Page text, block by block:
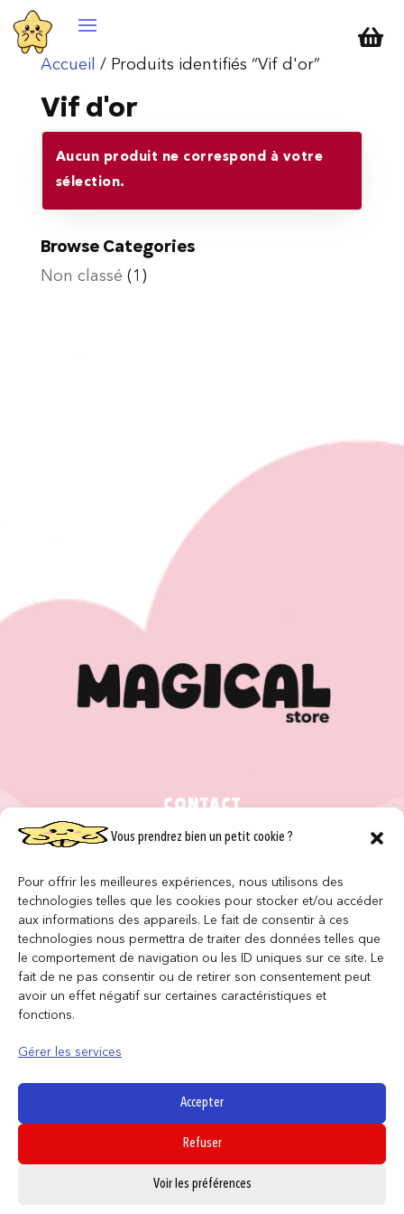
Vous prendrez bien un petit cookie ?
Pour offrir les meilleures expériences, nous utilisons des
technologies telles que les cookies pour stocker et/ou accéder
aux informations des appareils. Le fait de consentir à ces
technologies nous permettra de traiter des données telles que
le comportement de navigation ou les ID uniques sur ce site. Le
fait de ne pas consentir ou de retirer son consentement peut
avoir un effet négatif sur certaines caractéristiques et
fonctions.
Gérer les services
Accepter
Refuser
Voir les préférences

Accueil / Produits identifiés “Vif d'or”
Vif d'or
Aucun produit ne correspond à votre
sélection.
Browse Categories
Non classé (1)
CONTACT
NOS MAGASINS
QUI SOMMES NOUS ?
NOUS REJOINDRE
F.A.Q
Politique de confidentialité
Politique de cookies
Mentions légales
SUIVEZ NOUS